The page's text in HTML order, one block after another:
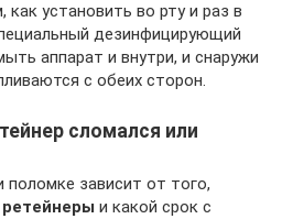
как установить во рту и раз в
дезинфицирующий
аппарат и внутри, и снаружи
с обеих сторон.
сломался или
поломке зависит от того,
и какой срок с